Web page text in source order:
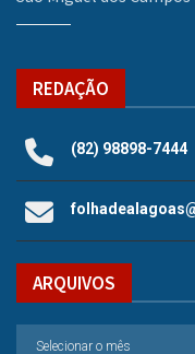
REDAÇÃO
(82) 98898-7444
ARQUIVOS